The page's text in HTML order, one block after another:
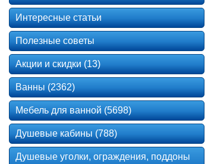
Интересные статьи
Полезные советы
Акции и скидки (13)
Ванны (2362)
Мебель для ванной (5698)
Душевые кабины (788)
Душевые уголки, ограждения, поддоны